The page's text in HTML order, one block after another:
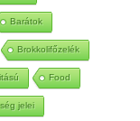
Barátok
Brokkolifőzelék
Food
jelei